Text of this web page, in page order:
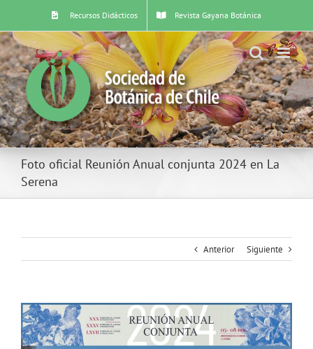
content
Recursos Didácticos Revista Gayana Botánica
Foto oficial Reunión Anual conjunta 2024 en La
Serena
Anterior Siguiente
Ver
imagen
más